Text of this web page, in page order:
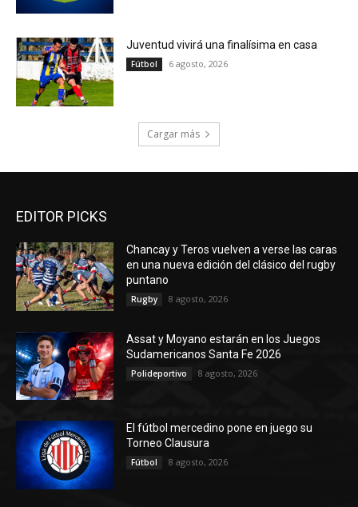
Juventud vivirá una finalísima en casa
Fútbol 6 agosto, 2026
Cargar más
EDITOR PICKS
Chancay y Teros vuelven a verse las caras
en una nueva edición del clásico del rugby
puntano
Rugby 8 agosto, 2026
Assat y Moyano estarán en los Juegos
Sudamericanos Santa Fe 2026
Polideportivo 8 agosto, 2026
El fútbol mercedino pone en juego su
Torneo Clausura
Fútbol 8 agosto, 2026